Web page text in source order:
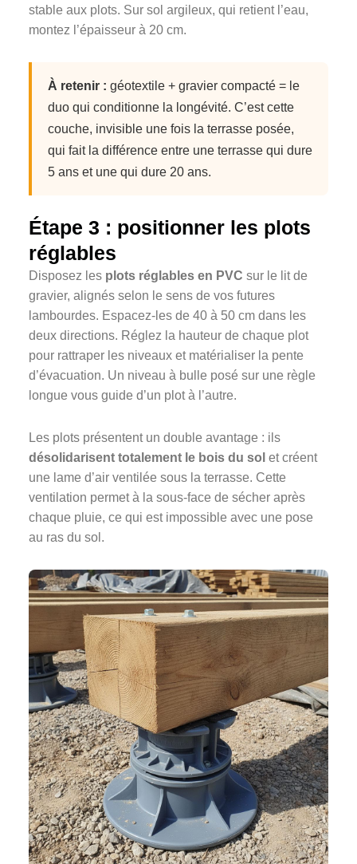
stable aux plots. Sur sol argileux, qui retient l’eau,
montez l’épaisseur à 20 cm.
À retenir : géotextile + gravier compacté = le
duo qui conditionne la longévité. C’est cette
couche, invisible une fois la terrasse posée,
qui fait la différence entre une terrasse qui dure
5 ans et une qui dure 20 ans.
Étape 3 : positionner les plots
réglables
Disposez les plots réglables en PVC sur le lit de
gravier, alignés selon le sens de vos futures
lambourdes. Espacez-les de 40 à 50 cm dans les
deux directions. Réglez la hauteur de chaque plot
pour rattraper les niveaux et matérialiser la pente
d’évacuation. Un niveau à bulle posé sur une règle
longue vous guide d’un plot à l’autre.
Les plots présentent un double avantage : ils
désolidarisent totalement le bois du sol et créent
une lame d’air ventilée sous la terrasse. Cette
ventilation permet à la sous-face de sécher après
chaque pluie, ce qui est impossible avec une pose
au ras du sol.